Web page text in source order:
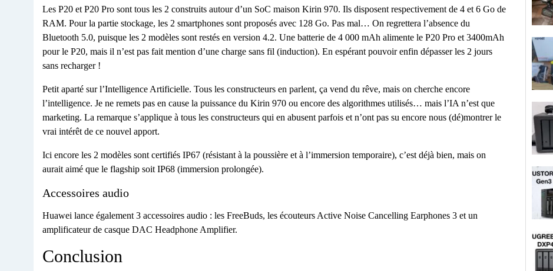
Les P20 et P20 Pro sont tous les 2 construits autour d’un SoC maison Kirin 970. Ils disposent respectivement de 4 et 6 Go de
RAM. Pour la partie stockage, les 2 smartphones sont proposés avec 128 Go. Pas mal… On regrettera l’absence du
Bluetooth 5.0, puisque les 2 modèles sont restés en version 4.2. Une batterie de 4 000 mAh alimente le P20 Pro et 3400mAh
pour le P20, mais il n’est pas fait mention d’une charge sans fil (induction). En espérant pouvoir enfin dépasser les 2 jours
sans recharger !
Petit aparté sur l’Intelligence Artificielle. Tous les constructeurs en parlent, ça vend du rêve, mais on cherche encore
l’intelligence. Je ne remets pas en cause la puissance du Kirin 970 ou encore des algorithmes utilisés… mais l’IA n’est que
marketing. La remarque s’applique à tous les constructeurs qui en abusent parfois et n’ont pas su encore nous (dé)montrer le
vrai intérêt de ce nouvel apport.
Ici encore les 2 modèles sont certifiés IP67 (résistant à la poussière et à l’immersion temporaire), c’est déjà bien, mais on
aurait aimé que le flagship soit IP68 (immersion prolongée).
Accessoires audio
Huawei lance également 3 accessoires audio : les FreeBuds, les écouteurs Active Noise Cancelling Earphones 3 et un
amplificateur de casque DAC Headphone Amplifier.
Conclusion